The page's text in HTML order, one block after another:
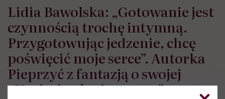
Lidia Bawolska: „Gotowanie jest
czynnością trochę intymną.
Przygotowując jedzenie, chcę
poświęcić moje serce”. Autorka
Pieprzyć z fantazją o swojej
„Kuchni pełnej warzyw”